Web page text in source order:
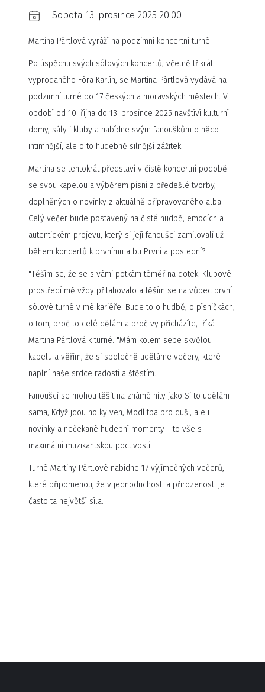
Sobota 13. prosince 2025 20:00
Martina Pártlová vyráží na podzimní koncertní turné
Po úspěchu svých sólových koncertů, včetně třikrát
vyprodaného Fóra Karlín, se Martina Pártlová vydává na
podzimní turné po 17 českých a moravských městech. V
období od 10. října do 13. prosince 2025 navštíví kulturní
domy, sály i kluby a nabídne svým fanouškům o něco
intimnější, ale o to hudebně silnější zážitek.
Martina se tentokrát představí v čistě koncertní podobě
se svou kapelou a výběrem písní z předešlé tvorby,
doplněných o novinky z aktuálně připravovaného alba.
Celý večer bude postavený na čisté hudbě, emocích a
autentickém projevu, který si její fanoušci zamilovali už
během koncertů k prvnímu albu První a poslední?
"Těším se, že se s vámi potkám téměř na dotek. Klubové
prostředí mě vždy přitahovalo a těším se na vůbec první
sólové turné v mé kariéře. Bude to o hudbě, o písničkách,
o tom, proč to celé dělám a proč vy přicházíte," říká
Martina Pártlová k turné. "Mám kolem sebe skvělou
kapelu a věřím, že si společně uděláme večery, které
naplní naše srdce radostí a štěstím.
Fanoušci se mohou těšit na známé hity jako Si to udělám
sama, Když jdou holky ven, Modlitba pro duši, ale i
novinky a nečekané hudební momenty - to vše s
maximální muzikantskou poctivostí.
Turné Martiny Pártlové nabídne 17 výjimečných večerů,
které připomenou, že v jednoduchosti a přirozenosti je
často ta největší síla.